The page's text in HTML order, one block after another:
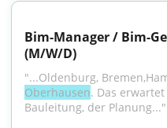
Bim-Manager / Bim-
(M/W/D)
Oberhausen. Das
Bauleitung, der Planung..."